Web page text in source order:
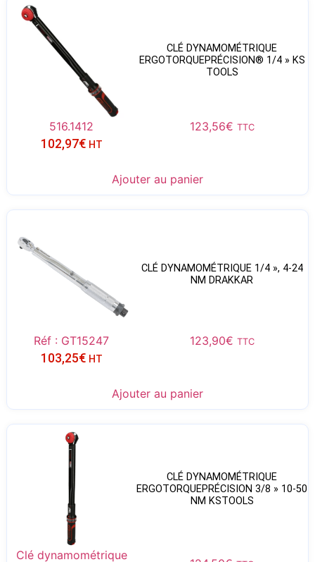
CLÉ DYNAMOMÉTRIQUE
ERGOTORQUEPRÉCISION® 1/4 » KS
TOOLS
516.1412 123,56€ TTC
102,97€ HT
Ajouter au panier
CLÉ DYNAMOMÉTRIQUE 1/4 », 4-24
NM DRAKKAR
Réf : GT15247 123,90€ TTC
103,25€ HT
Ajouter au panier
CLÉ DYNAMOMÉTRIQUE
ERGOTORQUEPRÉCISION 3/8 » 10-50
NM KSTOOLS
Clé dynamométrique